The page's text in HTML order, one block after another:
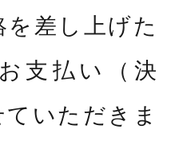
差し上げた
支払い（決
いただきま